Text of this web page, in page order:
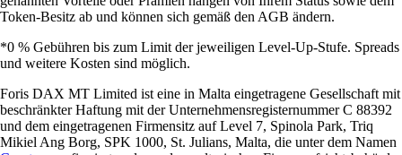
Token-Besitz ab und können sich gemäß den AGB ändern.
*0 % Gebühren bis zum Limit der jeweiligen Level-Up-Stufe. Spreads
und weitere Kosten sind möglich.
Foris DAX MT Limited ist eine in Malta eingetragene Gesellschaft mit
beschränkter Haftung mit der Unternehmensregisternummer C 88392
und dem eingetragenen Firmensitz auf Level 7, Spinola Park, Triq
Mikiel Ang Borg, SPK 1000, St. Julians, Malta, die unter dem Namen